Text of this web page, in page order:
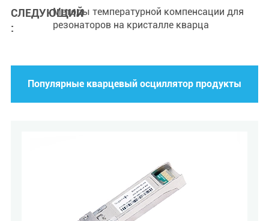
СЛЕДУЮЩИЙ
:
Методы температурной компенсации для
резонаторов на кристалле кварца
Популярные кварцевый осциллятор продукты